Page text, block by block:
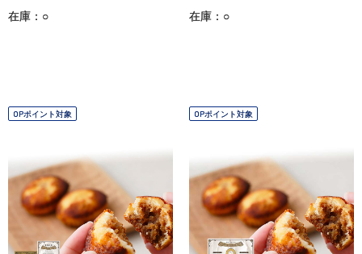
在庫：○ 在庫：○
OPポイント対象 OPポイント対象